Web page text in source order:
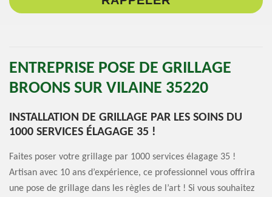
ENTREPRISE POSE DE GRILLAGE
BROONS SUR VILAINE 35220
INSTALLATION DE GRILLAGE PAR LES SOINS DU
1000 SERVICES ÉLAGAGE 35 !
Faites poser votre grillage par 1000 services élagage 35 !
Artisan avec 10 ans d’expérience, ce professionnel vous offrira
une pose de grillage dans les règles de l’art ! Si vous souhaitez